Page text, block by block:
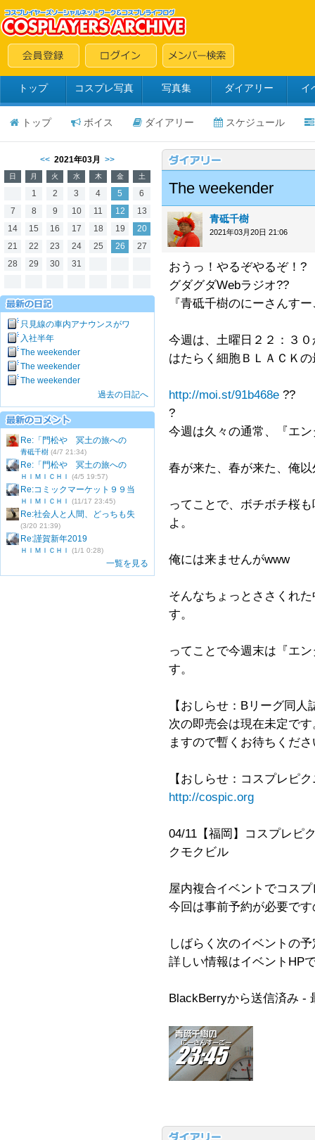
トップ コスプレ写真 写真集 ダイアリー イ
トップ ボイス ダイアリー スケジュール
<< 2021年03月 >>
日 月 火 水 木 金 土
1 2 3 4 5
6
7
8 9 10 11 12
13
14
15 16 17 18 19
20
21
22 23 24 25 26
27
28
29 30 31
只見線の車内アナウンスがワ
入社半年
The weekender
The weekender
The weekender
過去の日記へ
Re:「門松や 冥土の旅への
青砥千樹 (4/7 21:34)
Re:「門松や 冥土の旅への
ＨＩＭＩＣＨＩ (4/5 19:57)
Re:コミックマーケット９９当
ＨＩＭＩＣＨＩ (11/17 23:45)
Re:社会人と人間、どっちも失
(3/20 21:39)
Re:謹賀新年2019
ＨＩＭＩＣＨＩ (1/1 0:28)
一覧を見る
The weekender
青砥千樹
2021年03月20日 21:06
おうっ！やるぞやるぞ！?
グダグダWebラジオ??
『青砥千樹のにーさんす
今週は、土曜日２２：３
はたらく細胞ＢＬＡＣＫ
http://moi.st/91b468e ??
?
今週は久々の通常、『エ
春が来た、春が来た、俺
ってことで、ボチボチ桜
よ。
俺には来ませんがwww
そんなちょっとささくれ
す。
ってことで今週末は『エ
す。
【おしらせ：Bリーグ同人
次の即売会は現在未定で
ますので暫くお待ちくだ
【おしらせ：コスプレピ
http://cospic.org
04/11【福岡】コスプレピ
クモクビル
屋内複合イベントでコス
今回は事前予約が必要で
しばらく次のイベントの
詳しい情報はイベントHP
BlackBerryから送信済み -